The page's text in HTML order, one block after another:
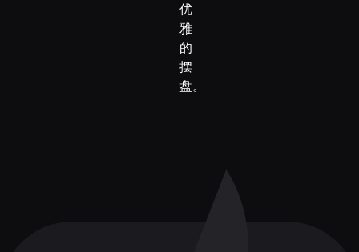
优
雅
的
摆
盘。